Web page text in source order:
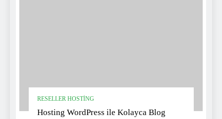
RESELLER HOSTING
Hosting WordPress ile Kolayca Blog